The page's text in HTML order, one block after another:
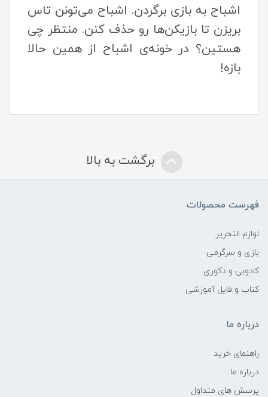
اشباح به بازی برگردن. اشباح می‌تونن تاس
بریزن تا بازیکن‌ها رو حذف کنن. منتظر چی
هستین؟ در خونه‌ی اشباح از همین حالا
بازه!
برگشت به بالا
فهرست محصولات
لوازم التحریر
بازی و سرگرمی
کادویی و دکوری
کتاب و فایل آموزشی
درباره ما
راهنمای خرید
درباره ما
پرسش های متداول